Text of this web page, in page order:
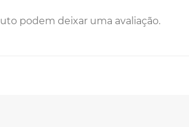
podem deixar uma avaliação.